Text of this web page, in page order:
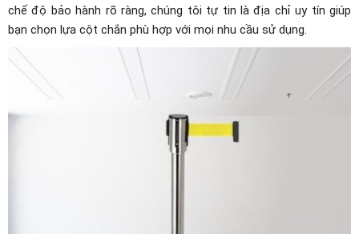
chế độ bảo hành rõ ràng, chúng tôi tự tin là địa chỉ uy tín giúp
bạn chọn lựa cột chắn phù hợp với mọi nhu cầu sử dụng.